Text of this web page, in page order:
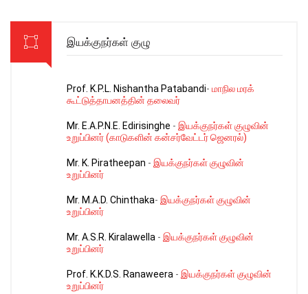
இயக்குநர்கள் குழு
Prof. K.P.L. Nishantha Patabandi- மாநில மரக்
கூட்டுத்தாபனத்தின் தலைவர்
Mr. E.A.P.N.E. Edirisinghe - இயக்குநர்கள் குழுவின்
உறுப்பினர் (காடுகளின் கன்சர்வேட்டர் ஜெனரல்)
Mr. K. Piratheepan - இயக்குநர்கள் குழுவின்
உறுப்பினர்
Mr. M.A.D. Chinthaka- இயக்குநர்கள் குழுவின்
உறுப்பினர்
Mr. A.S.R. Kiralawella - இயக்குநர்கள் குழுவின்
உறுப்பினர்
Prof. K.K.D.S. Ranaweera - இயக்குநர்கள் குழுவின்
உறுப்பினர்